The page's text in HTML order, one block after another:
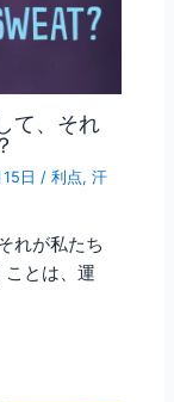
て、それ
日 /利点,汗
れが私たち
とは、運